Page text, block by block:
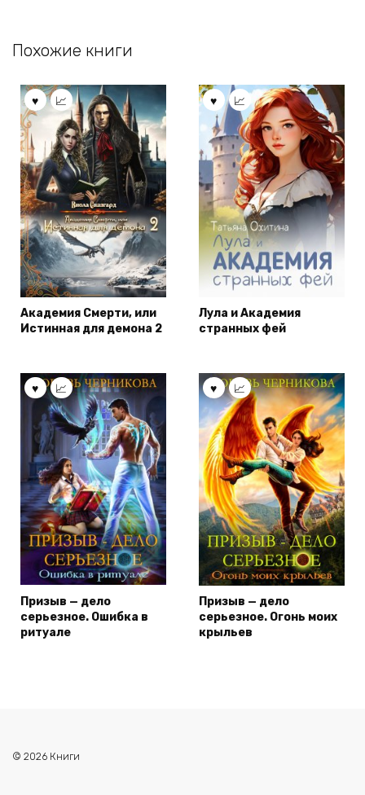
Похожие книги
Академия Смерти, или
Истинная для демона 2
Лула и Академия
странных фей
Призыв — дело
серьезное. Ошибка в
ритуале
Призыв — дело
серьезное. Огонь моих
крыльев
© 2026 Книги